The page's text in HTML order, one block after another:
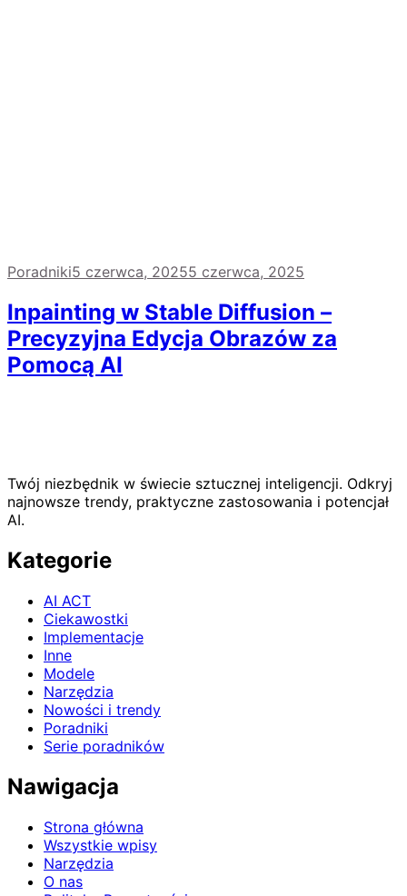
Poradniki5 czerwca, 20255 czerwca, 2025
Inpainting w Stable Diffusion –
Precyzyjna Edycja Obrazów za
Pomocą AI
Twój niezbędnik w świecie sztucznej inteligencji. Odkryj
najnowsze trendy, praktyczne zastosowania i potencjał
AI.
Kategorie
AI ACT
Ciekawostki
Implementacje
Inne
Modele
Narzędzia
Nowości i trendy
Poradniki
Serie poradników
Nawigacja
Strona główna
Wszystkie wpisy
Narzędzia
O nas